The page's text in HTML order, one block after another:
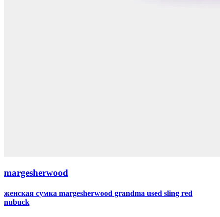
margesherwood
женская сумка margesherwood grandma used sling red
nubuck